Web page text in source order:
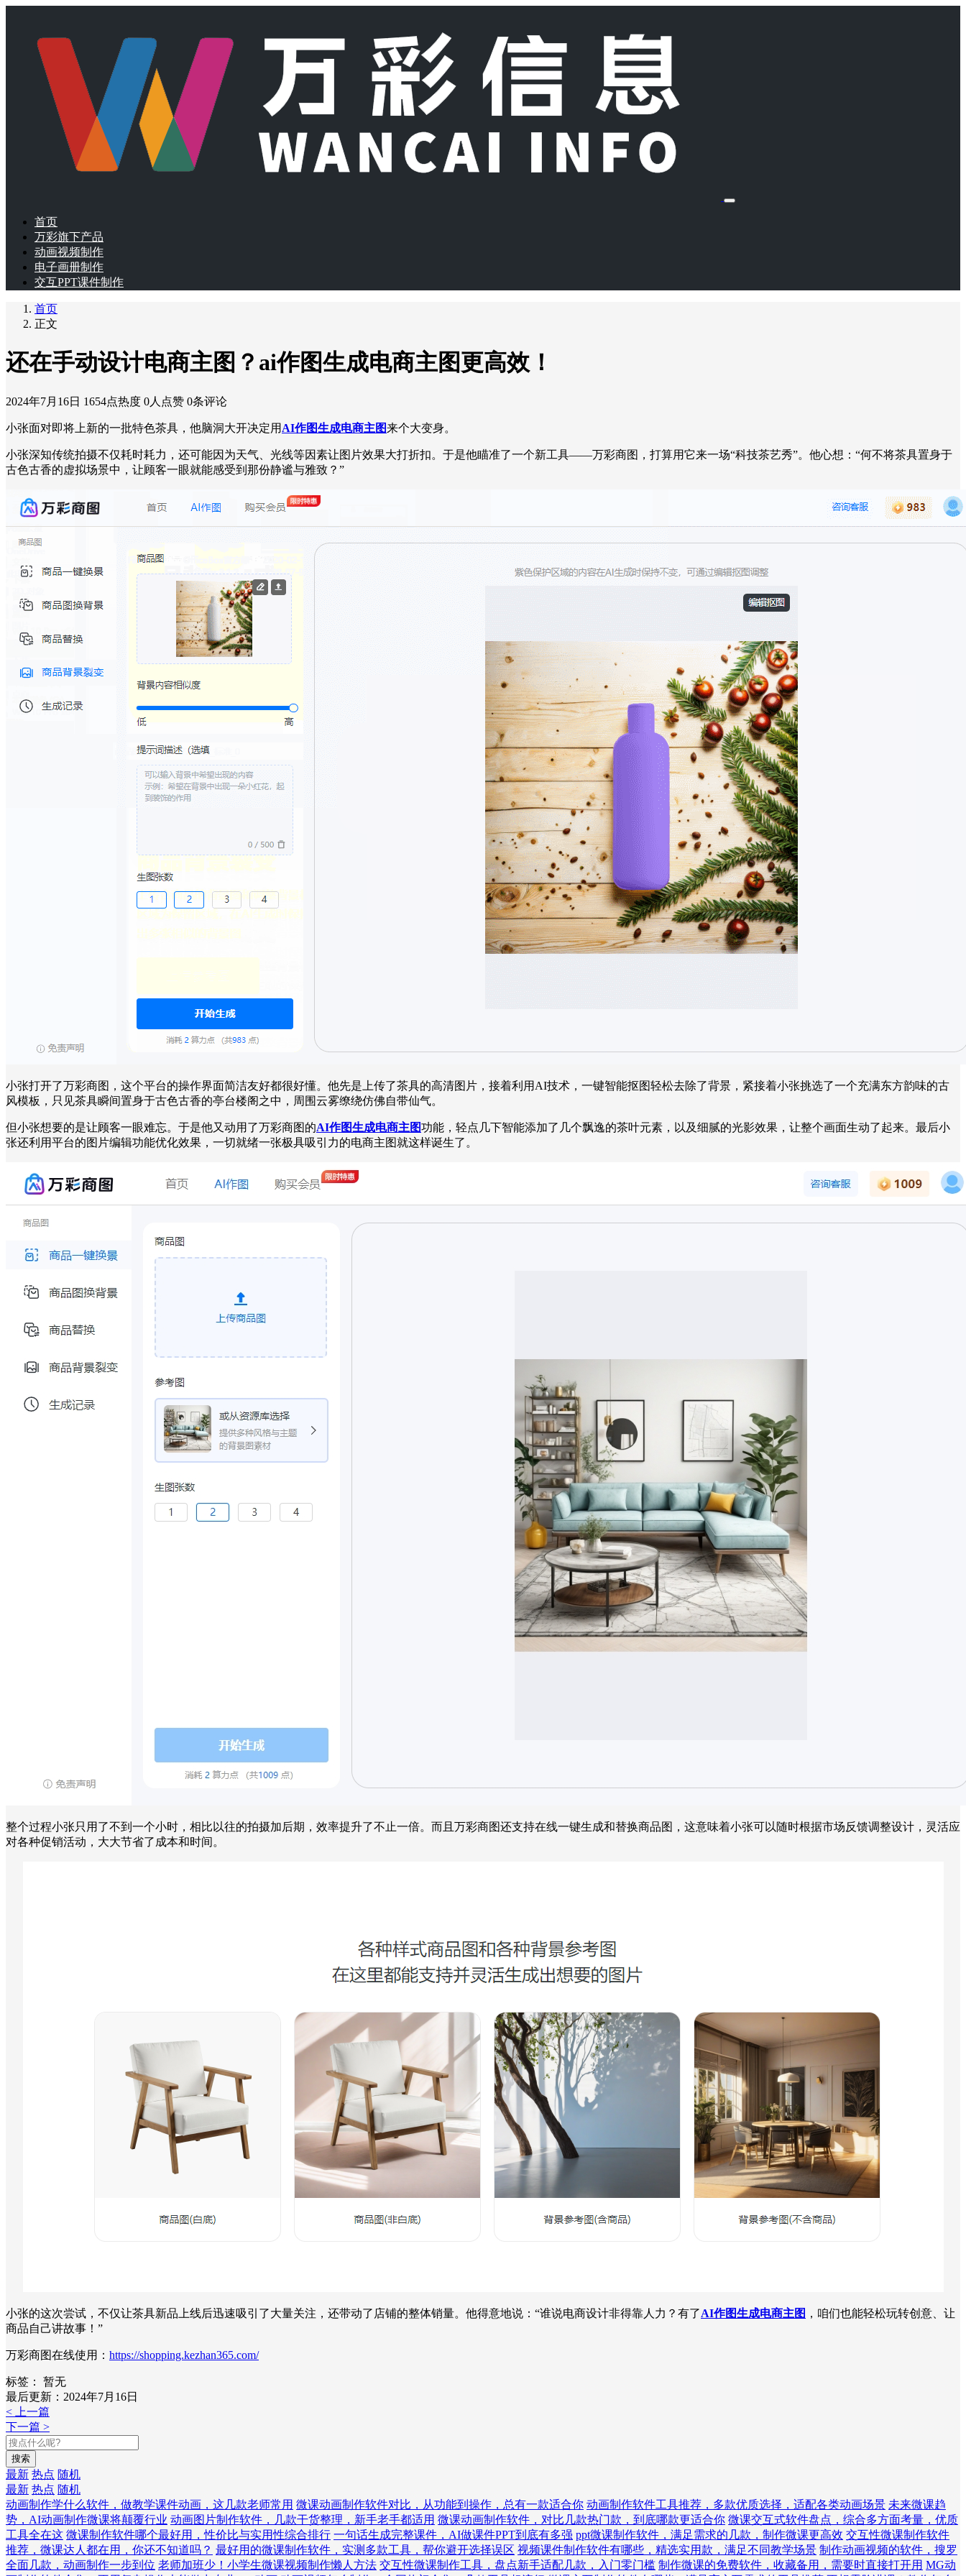
首页
万彩旗下产品
动画视频制作
电子画册制作
交互PPT课件制作
首页
正文
还在手动设计电商主图？ai作图生成电商主图更高效！
2024年7月16日 1654点热度 0人点赞 0条评论
小张面对即将上新的一批特色茶具，他脑洞大开决定用 AI作图生成电商主图来个大变身。
小张深知传统拍摄不仅耗时耗力，还可能因为天气、光线等因素让图片效果大打折扣。于是他瞄准了一个新工具——万彩商图，打算用它来一场“科技茶艺秀”。他心想：“何不将茶具置身于
古色古香的虚拟场景中，让顾客一眼就能感受到那份静谧与雅致？”
小张打开了万彩商图，这个平台的操作界面简洁友好都很好懂。他先是上传了茶具的高清图片，接着利用AI技术，一键智能抠图轻松去除了背景，紧接着小张挑选了一个充满东方韵味的古
风模板，只见茶具瞬间置身于古色古香的亭台楼阁之中，周围云雾缭绕仿佛自带仙气。
但小张想要的是让顾客一眼难忘。于是他又动用了万彩商图的AI作图生成电商主图功能，轻点几下智能添加了几个飘逸的茶叶元素，以及细腻的光影效果，让整个画面生动了起来。最后小
张还利用平台的图片编辑功能优化效果，一切就绪一张极具吸引力的电商主图就这样诞生了。
整个过程小张只用了不到一个小时，相比以往的拍摄加后期，效率提升了不止一倍。而且万彩商图还支持在线一键生成和替换商品图，这意味着小张可以随时根据市场反馈调整设计，灵活应
对各种促销活动，大大节省了成本和时间。
小张的这次尝试，不仅让茶具新品上线后迅速吸引了大量关注，还带动了店铺的整体销量。他得意地说：“谁说电商设计非得靠人力？有了AI作图生成电商主图 ，咱们也能轻松玩转创意、让
商品自己讲故事！”
万彩商图在线使用： https://shopping.kezhan365.com/
标签：
暂无
最后更新：2024年7月16日
< 上一篇
下一篇 >
搜索
最新 热点 随机
最新 热点 随机
动画制作学什么软件，做教学课件动画，这几款老师常用 微课动画制作软件对比，从功能到操作，总有一款适合你 动画制作软件工具推荐，多款优质选择，适配各类动画场景 未来微课趋
势，AI动画制作微课将颠覆行业 动画图片制作软件，几款干货整理，新手老手都适用 微课动画制作软件，对比几款热门款，到底哪款更适合你 微课交互式软件盘点，综合多方面考量，优质
工具全在这 微课制作软件哪个最好用，性价比与实用性综合排行 一句话生成完整课件，AI做课件PPT到底有多强 ppt微课制作软件，满足需求的几款，制作微课更高效 交互性微课制作软件
推荐，微课达人都在用，你还不知道吗？ 最好用的微课制作软件，实测多款工具，帮你避开选择误区 视频课件制作软件有哪些，精选实用款，满足不同教学场景 制作动画视频的软件，搜罗
全面几款，动画制作一步到位 老师加班少！小学生微课视频制作懒人方法 交互性微课制作工具，盘点新手适配几款，入门零门槛 制作微课的免费软件，收藏备用，需要时直接打开用 MG动